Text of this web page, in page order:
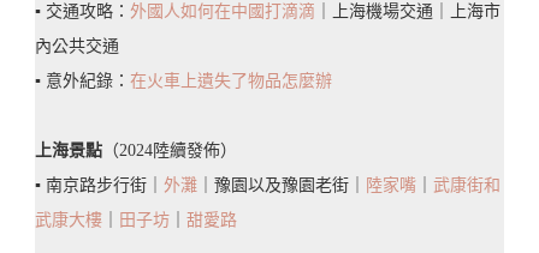
便
～
需
▪️ 交通攻略： 外國人如何在中國打滴滴 ｜上海機場交通｜上海市
內公共交通
▪️ 意外紀錄： 在火車上遺失了物品怎麼辦
上海景點 （2024陸續發佈）
▪️ 南京路步行街｜ 外灘 ｜豫園以及豫園老街｜ 陸家嘴
武康街和
武康大樓
田子坊 甜愛路